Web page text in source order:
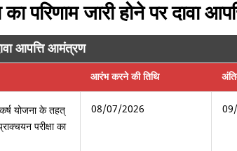
परिणाम जारी होने पर दावा
आपत्ति आमंत्रण
आरंभ करने की तिथि
योजना के तहत्
परीक्षा का
08/07/2026